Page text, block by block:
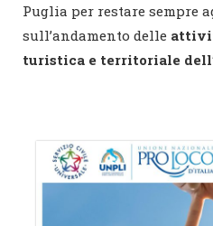
Puglia per restare sempre
sull’andamento delle
turistica e territoriale